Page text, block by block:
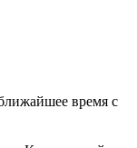
время с